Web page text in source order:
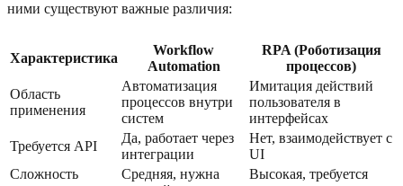
ними существуют важные различия:
Характеристика
Workflow
Automation
RPA (Роботизация
процессов)
Область
применения
Автоматизация
процессов внутри
систем
Имитация действий
пользователя в
интерфейсах
Требуется API
Да, работает через
интеграции
Нет, взаимодействует с
UI
Сложность
Средняя, нужна
Высокая, требуется